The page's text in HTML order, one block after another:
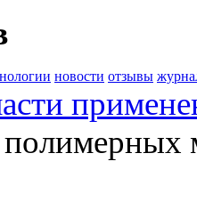
новости отзывы